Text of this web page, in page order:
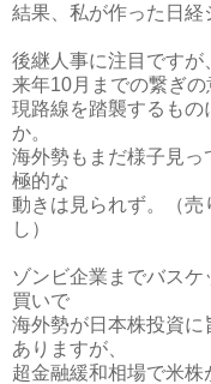
結果、私が作った日経
後継人事に注目ですが
来年10月までの繋ぎの
現路線を踏襲するもの
か。
海外勢もまだ様子見
極的な
動きは見られず。（売
し）
ゾンビ企業までバス
買いで
海外勢が日本株投資に
ありますが、
超金融緩和相場で米